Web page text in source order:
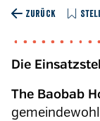
ZURÜCK
Die
The Baobab